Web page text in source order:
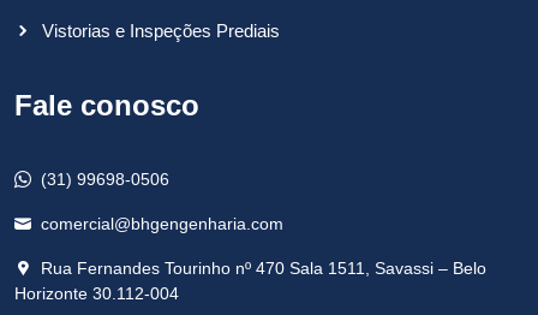
Vistorias e Inspeções Prediais
Fale conosco
(31) 99698-0506
comercial@bhgengenharia.com
Rua Fernandes Tourinho nº 470 Sala 1511, Savassi – Belo
Horizonte 30.112-004